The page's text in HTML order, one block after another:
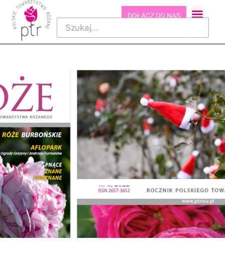
DOŁĄCZ DO NAS